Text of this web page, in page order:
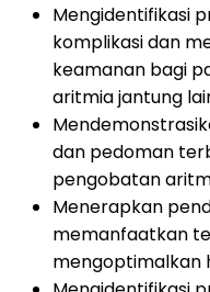
Mengidentifikasi
komplikasi dan
keamanan bagi
aritmia jantung
dan pedoman
pengobatan
Menerapkan
memanfaatkan
mengoptimalkan